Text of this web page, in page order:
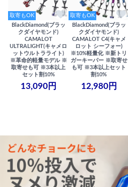
取寄もOK
BlackDiamond(ブラッ
クダイヤモンド)
CAMALOT
ULTRALIGHT(キャメロ
ットウルトラライト)
※革命的軽量モデル ※
取寄せも可 ※3本以上
セット割10%
13,090円
取寄もOK
BlackDiamond(ブラッ
クダイヤモンド)
CAMALOT C4(キャメ
ロット シーフォー)
※10%軽量化 ※新トリ
ガーキーパー ※取寄せ
も可 ※3本以上セット
割10%
12,980円